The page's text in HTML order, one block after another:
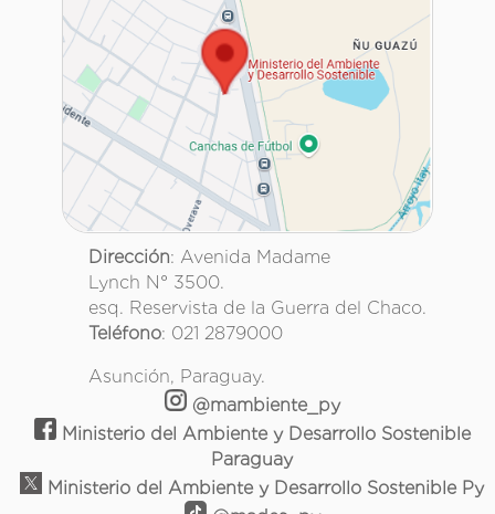
Dirección: Avenida Madame
Lynch N° 3500.
esq. Reservista de la Guerra del Chaco.
Teléfono: 021 2879000
Asunción, Paraguay.
@mambiente_py
Ministerio del Ambiente y Desarrollo Sostenible
Paraguay
Ministerio del Ambiente y Desarrollo Sostenible Py